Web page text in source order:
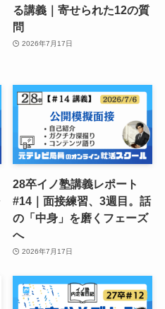
る講義｜寄せられた12の質
問
2026年7月17日
28卒イノ塾講義レポート
#14｜面接練習、3週目。話
の「中身」を磨くフェーズ
へ
2026年7月17日